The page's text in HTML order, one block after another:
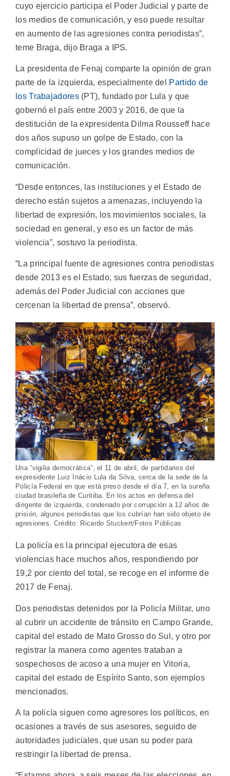
cuyo ejercicio participa el Poder Judicial y parte de
los medios de comunicación, y eso puede resultar
en aumento de las agresiones contra periodistas”,
teme Braga, dijo Braga a IPS.
La presidenta de Fenaj comparte la opinión de gran
parte de la izquierda, especialmente del Partido de
los Trabajadores(PT), fundado por Lula y que
gobernó el país entre 2003 y 2016, de que la
destitución de la expresidenta Dilma Rousseff hace
dos años supuso un golpe de Estado, con la
complicidad de jueces y los grandes medios de
comunicación.
“Desde entonces, las instituciones y el Estado de
derecho están sujetos a amenazas, incluyendo la
libertad de expresión, los movimientos sociales, la
sociedad en general, y eso es un factor de más
violencia”, sostuvo la periodista.
“La principal fuente de agresiones contra periodistas
desde 2013 es el Estado, sus fuerzas de seguridad,
además del Poder Judicial con acciones que
cercenan la libertad de prensa”, observó.
Una “vigilia democrática”, el 11 de abril, de partidarios del
expresidente Luiz Inácio Lula da Silva, cerca de la sede de la
Policía Federal en que está preso desde el día 7, en la sureña
ciudad brasileña de Curitiba. En los actos en defensa del
dirigente de izquierda, condenado por corrupción a 12 años de
prisión, algunos periodistas que los cubrían han sido objeto de
agresiones. Crédito: Ricardo Stuckert/Fotos Públicas
La policía es la principal ejecutora de esas
violencias hace muchos años, respondiendo por
19,2 por ciento del total, se recoge en el informe de
2017 de Fenaj.
Dos periodistas detenidos por la Policía Militar, uno
al cubrir un accidente de tránsito en Campo Grande,
capital del estado de Mato Grosso do Sul, y otro por
registrar la manera como agentes trataban a
sospechosos de acoso a una mujer en Vitoria,
capital del estado de Espírito Santo, son ejemplos
mencionados.
A la policía siguen como agresores los políticos, en
ocasiones a través de sus asesores, seguido de
autoridades judiciales, que usan su poder para
restringir la libertad de prensa.